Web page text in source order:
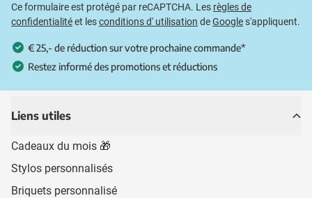
Ce formulaire est protégé par reCAPTCHA. Les règles de
confidentialitéet lesconditions d' utilisation deGoogles'appliquent.
€ 25,- de réduction sur votre prochaine commande*
Restez informé des promotions et réductions
Liens utiles
Cadeaux du mois 🎁
Stylos personnalisés
Briquets personnalisé